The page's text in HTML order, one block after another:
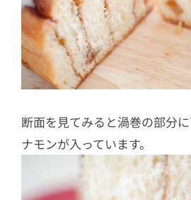
断面を見てみると渦巻の部分
ナモンが入っています。